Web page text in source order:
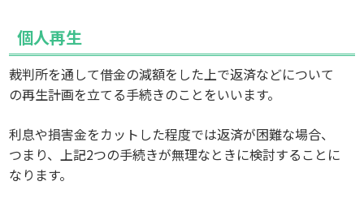
個人再生
裁判所を通して借金の減額をした上で返済などについて
の再生計画を立てる手続きのことをいいます。
利息や損害金をカットした程度では返済が困難な場合、
つまり、上記2つの手続きが無理なときに検討することに
なります。